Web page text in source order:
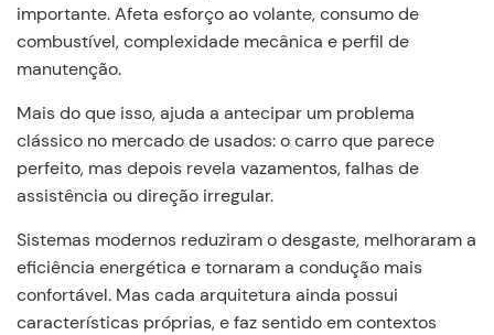
importante. Afeta esforço ao volante, consumo de
combustível, complexidade mecânica e perfil de
manutenção.
Mais do que isso, ajuda a antecipar um problema
clássico no mercado de usados: o carro que parece
perfeito, mas depois revela vazamentos, falhas de
assistência ou direção irregular.
Sistemas modernos reduziram o desgaste, melhoraram a
eficiência energética e tornaram a condução mais
confortável. Mas cada arquitetura ainda possui
características próprias, e faz sentido em contextos